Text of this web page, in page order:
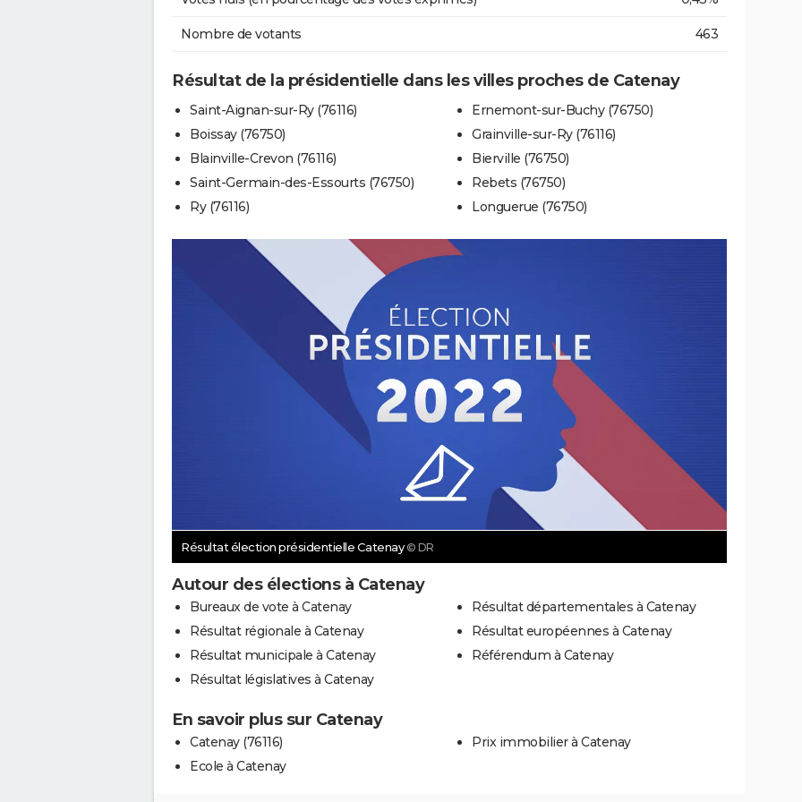
Nombre de votants 463
Résultat de la présidentielle dans les villes proches de Catenay
Saint-Aignan-sur-Ry (76116)
Boissay (76750)
Blainville-Crevon (76116)
Saint-Germain-des-Essourts (76750)
Ry (76116)
Ernemont-sur-Buchy (76750)
Grainville-sur-Ry (76116)
Bierville (76750)
Rebets (76750)
Longuerue (76750)
Résultat élection présidentielle Catenay © DR
Autour des élections à Catenay
Bureaux de vote à Catenay
Résultat régionale à Catenay
Résultat municipale à Catenay
Résultat législatives à Catenay
Résultat départementales à Catenay
Résultat européennes à Catenay
Référendum à Catenay
En savoir plus sur Catenay
Catenay (76116)
Ecole à Catenay
Prix immobilier à Catenay